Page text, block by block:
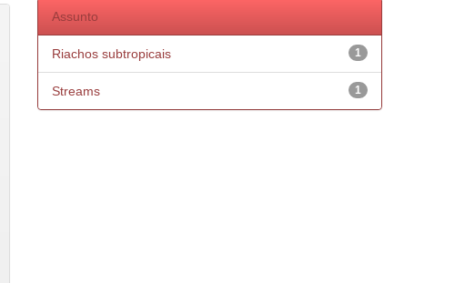
Assunto
1
Riachos subtropicais
1
Streams